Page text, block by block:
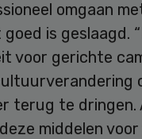
omgaan
is geslaagd.
voor gerichte
terug te dringen.
middelen